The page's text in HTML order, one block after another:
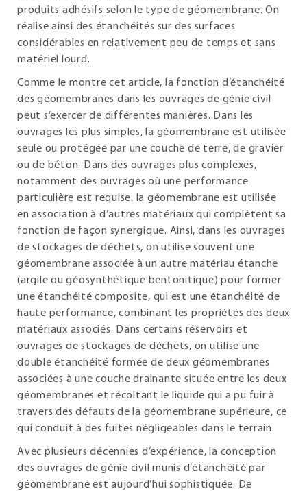
produits adhésifs selon le type de géomembrane. On
réalise ainsi des étanchéités sur des surfaces
considérables en relativement peu de temps et sans
matériel lourd.
Comme le montre cet article, la fonction d’étanchéité
des géomembranes dans les ouvrages de génie civil
peut s’exercer de différentes manières. Dans les
ouvrages les plus simples, la géomembrane est utilisée
seule ou protégée par une couche de terre, de gravier
ou de béton. Dans des ouvrages plus complexes,
notamment des ouvrages où une performance
particulière est requise, la géomembrane est utilisée
en association à d’autres matériaux qui complètent sa
fonction de façon synergique. Ainsi, dans les ouvrages
de stockages de déchets, on utilise souvent une
géomembrane associée à un autre matériau étanche
(argile ou géosynthétique bentonitique) pour former
une étanchéité composite, qui est une étanchéité de
haute performance, combinant les propriétés des deux
matériaux associés. Dans certains réservoirs et
ouvrages de stockages de déchets, on utilise une
double étanchéité formée de deux géomembranes
associées à une couche drainante située entre les deux
géomembranes et récoltant le liquide qui a pu fuir à
travers des défauts de la géomembrane supérieure, ce
qui conduit à des fuites négligeables dans le terrain.
Avec plusieurs décennies d’expérience, la conception
des ouvrages de génie civil munis d’étanchéité par
géomembrane est aujourd’hui sophistiquée. De